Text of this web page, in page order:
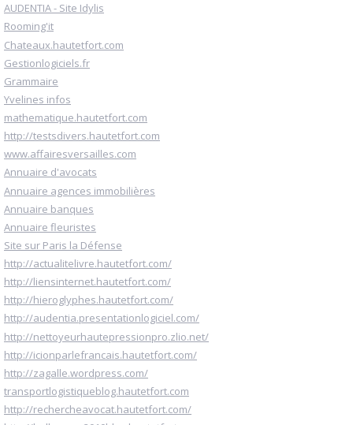
AUDENTIA - Site Idylis
Rooming'it
Chateaux.hautetfort.com
Gestionlogiciels.fr
Grammaire
Yvelines infos
mathematique.hautetfort.com
http://testsdivers.hautetfort.com
www.affairesversailles.com
Annuaire d'avocats
Annuaire agences immobilières
Annuaire banques
Annuaire fleuristes
Site sur Paris la Défense
http://actualitelivre.hautetfort.com/
http://liensinternet.hautetfort.com/
http://hieroglyphes.hautetfort.com/
http://audentia.presentationlogiciel.com/
http://nettoyeurhautepressionpro.zlio.net/
http://icionparlefrancais.hautetfort.com/
http://zagalle.wordpress.com/
transportlogistiqueblog.hautetfort.com
http://rechercheavocat.hautetfort.com/